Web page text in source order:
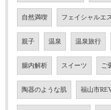
自然満喫 フェイシャルエ
親子 温泉 温泉旅行
腸内解析 スイーツ ご
陶器のような肌 福山市